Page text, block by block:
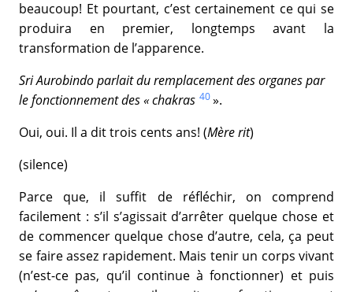
beaucoup! Et pourtant, c’est certainement ce qui se
produira en premier, longtemps avant la
transformation de l’apparence.
Sri Aurobindo parlait du remplacement des organes par
le fonctionnement des « chakras 40».
Oui, oui. Il a dit trois cents ans! (Mère rit)
(silence)
Parce que, il suffit de réfléchir, on comprend
facilement : s’il s’agissait d’arrêter quelque chose et
de commencer quelque chose d’autre, cela, ça peut
se faire assez rapidement. Mais tenir un corps vivant
(n’est-ce pas, qu’il continue à fonctionner) et puis